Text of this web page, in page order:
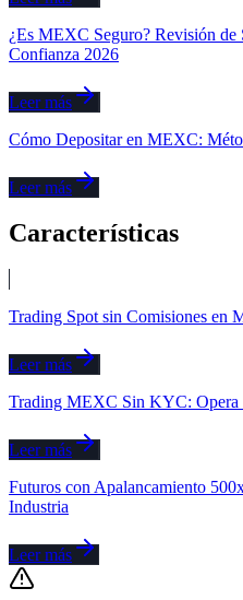
¿Es MEXC Seguro? Revisión
Confianza 2026
Leer más
Cómo Depositar en MEXC:
Leer más
Características
Trading Spot sin Comisiones en
Leer más
Trading MEXC Sin KYC: Opera
Leer más
Futuros con Apalancamiento
Industria
Leer más